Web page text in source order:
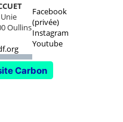
Oullins
Facebook
(privée)
Instagram
Youtube
Carbon